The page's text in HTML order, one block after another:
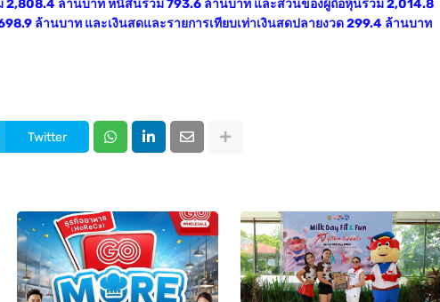
2,808.4 ล้านบาท หนี้สินรวม 793.6 ล้านบาท และส่วนของผู้ถือหุ้นรวม 2,014.8
ล้านบาท และเงินสดและรายการเทียบเท่าเงินสดปลายงวด 299.4 ล้านบาท
Twitter